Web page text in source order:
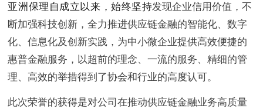
亚洲保理 自成立以来，始终坚持发现企业信用价值，不
断加强科技创新，全力推进供应链金融的智能化、数字
化、信息化及创新实践，为中小微企业提供高效便捷的
惠普金融服务，以超前的理念、一流的服务、精细的管
理、高效的举措得到了协会和行业的高度认可。
此次荣誉的获得是对公司在推动供应链金融业务高质量